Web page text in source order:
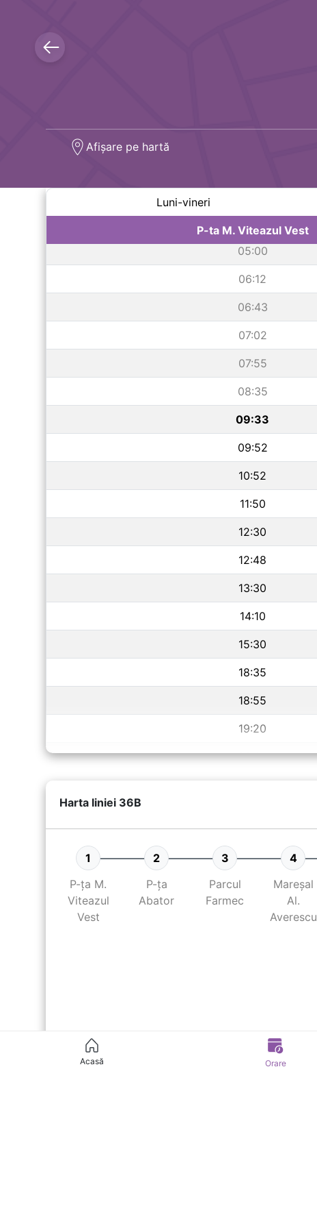
Afișare pe hartă
Luni-vineri
P-ta M. Viteazul Vest
05:00
06:12
06:43
07:02
07:55
08:35
09:33
09:52
10:52
11:50
12:30
12:48
13:30
14:10
15:30
18:35
18:55
19:20
20:05
Harta liniei 36B
1
P-ța M.
Viteazul
Vest
2
P-ța
Abator
3
Parcul
Farmec
4
Mareșal
Al.
Averescu
Acasă Orare